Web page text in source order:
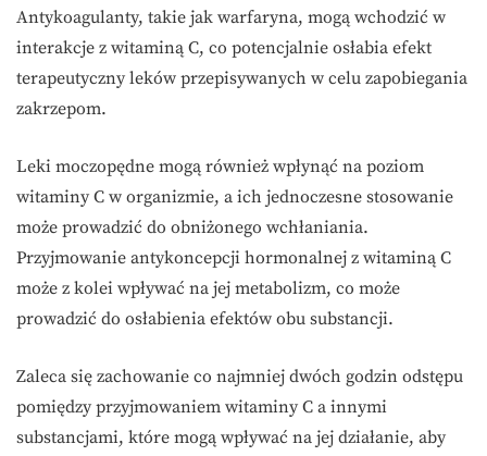
Antykoagulanty, takie jak warfaryna, mogą wchodzić w
interakcje z witaminą C, co potencjalnie osłabia efekt
terapeutyczny leków przepisywanych w celu zapobiegania
zakrzepom.
Leki moczopędne mogą również wpłynąć na poziom
witaminy C w organizmie, a ich jednoczesne stosowanie
może prowadzić do obniżonego wchłaniania.
Przyjmowanie antykoncepcji hormonalnej z witaminą C
może z kolei wpływać na jej metabolizm, co może
prowadzić do osłabienia efektów obu substancji.
Zaleca się zachowanie co najmniej dwóch godzin odstępu
pomiędzy przyjmowaniem witaminy C a innymi
substancjami, które mogą wpływać na jej działanie, aby